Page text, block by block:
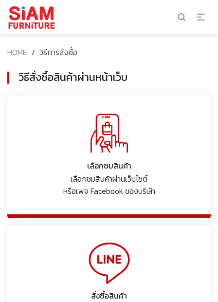
HOME / วิธีการสั่งซื้อ
วิธีสั่งซื้อสินค้าผ่านหน้าเว็บ
เลือกชมสินค้า
เลือกชมสินค้าผ่านเว็บไซต์
หรือเพจ Facebook ของบริษัท
สั่งซื้อสินค้า